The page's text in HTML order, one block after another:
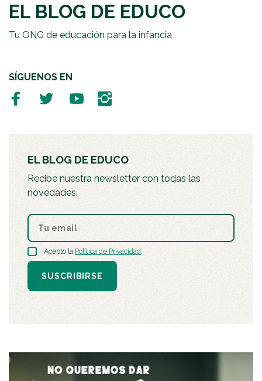
EL BLOG DE EDUCO
Tu ONG de educación para la infancia
SÍGUENOS EN
EL BLOG DE EDUCO
Recibe nuestra newsletter con todas las
novedades.
Acepto la Política de Privacidad.
SUSCRIBIRSE